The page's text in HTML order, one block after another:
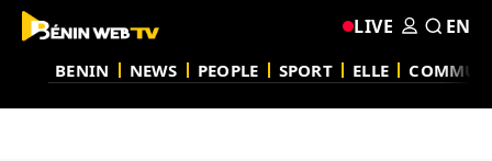
BENIN NEWS PEOPLE SPORT ELLE
LIVE EN